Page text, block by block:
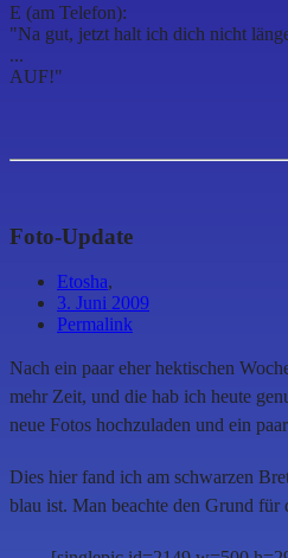
E (am Telefon):
"Na gut, jetzt halt ich dich nicht
...
AUF!"
Foto-Update
Etosha,
3. Juni 2009
Permalink
Nach ein paar eher hektischen
mehr Zeit, und die hab ich heute
neue Fotos hochzuladen und ein
Dies hier fand ich am schwarzen
blau ist. Man beachte den Grund für